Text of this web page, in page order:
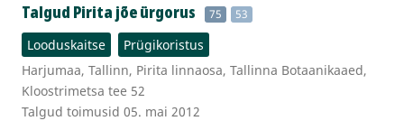
Talgud Pirita jõe ürgorus 75 53
Looduskaitse
Prügikoristus
Harjumaa, Tallinn, Pirita linnaosa, Tallinna Botaanikaaed,
Kloostrimetsa tee 52
Talgud toimusid 05. mai 2012